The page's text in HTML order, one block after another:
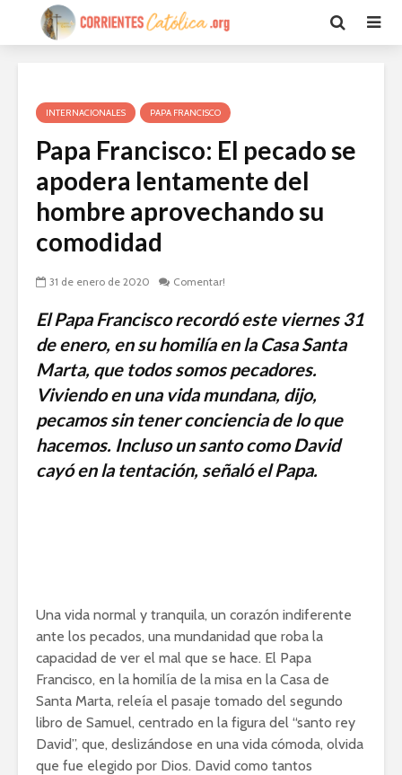
INTERNACIONALES PAPA FRANCISCO
Papa Francisco: El pecado se
apodera lentamente del
hombre aprovechando su
comodidad
31 de enero de 2020 Comentar!
El Papa Francisco recordó este viernes 31
de enero, en su homilía en la Casa Santa
Marta, que todos somos pecadores.
Viviendo en una vida mundana, dijo,
pecamos sin tener conciencia de lo que
hacemos. Incluso un santo como David
cayó en la tentación, señaló el Papa.
Una vida normal y tranquila, un corazón indiferente
ante los pecados, una mundanidad que roba la
capacidad de ver el mal que se hace. El Papa
Francisco, en la homilía de la misa en la Casa de
Santa Marta, releía el pasaje tomado del segundo
libro de Samuel, centrado en la figura del “santo rey
David”, que, deslizándose en una vida cómoda, olvida
que fue elegido por Dios. David como tantos